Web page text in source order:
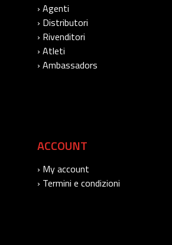
› Agenti
› Distributori
› Rivenditori
› Atleti
› Ambassadors
ACCOUNT
› My account
› Termini e condizioni